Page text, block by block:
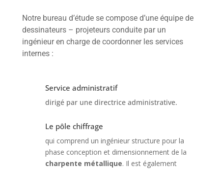
Notre bureau d’étude se compose d’une équipe de
dessinateurs – projeteurs conduite par un
ingénieur en charge de coordonner les services
internes :
Service administratif
dirigé par une directrice administrative.
Le pôle chiffrage
qui comprend un ingénieur structure pour la
phase conception et dimensionnement de la
charpente métallique. Il est également